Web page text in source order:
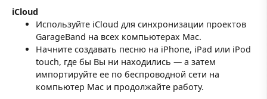
iCloud
Используйте iCloud для синхронизации проектов
GarageBand на всех компьютерах Mac.
Начните создавать песню на iPhone, iPad или iPod
touch, где бы Вы ни находились — а затем
импортируйте ее по беспроводной сети на
компьютер Mac и продолжайте работу.